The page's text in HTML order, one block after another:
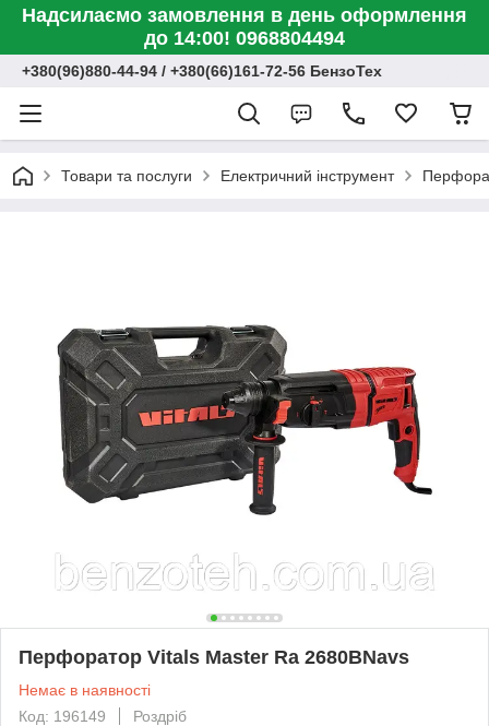
Надсилаємо замовлення в день оформлення
до 14:00! 0968804494
+380(96)880-44-94 / +380(66)161-72-56 БензоТех
Товари та послуги Електричний інструмент
Перфоратор Vitals Master Ra 2680BNavs
Немає в наявності
Код: 196149
Роздріб